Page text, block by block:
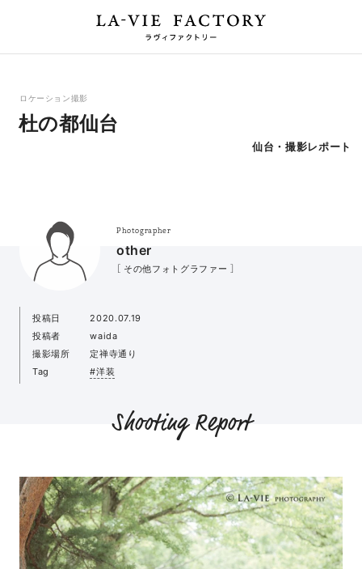
ロケーション撮影
杜の都仙台
仙台・撮影レポート
Photographer
other
［ その他フォトグラファー ］
投稿日
2020.07.19
投稿者
waida
撮影場所
定禅寺通り
Tag
#洋装
Shooting Report